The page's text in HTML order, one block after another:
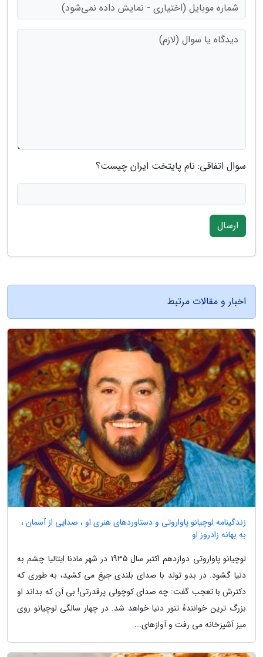
سوال اتفاقی: نام پایتخت ایران چیست؟
ارسال
اخبار و مقالات مرتبط
زندگینامه لوچیانو پاواروتی و دستاوردهای هنری او ، صدایی از آسمان ،
به بهانه زادروز او
لوچیانو پاواروتی دوازدهم اکتبر سال 1935 در شهر مادنا ایتالیا چشم به
دنیا گشود. در بدو تولد با صدای بلندی جیغ می کشید، به طوری که
دکترش با تعجب گفت: چه صدای کوچولی پرقدرتی! بی آن که بداند او
بزرگ ترین خوانندهٔ تنور دنیا خواهد شد. در چهار سالگی لوچیانو روی
میز آشپزخانه می رفت و آوازهای...